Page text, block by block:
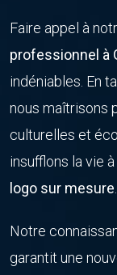
Faire appel à
professionnel à
indéniables. En
nous maîtrisons
culturelles et
insufflons la vie
logo sur mesure.
Notre
garantit une